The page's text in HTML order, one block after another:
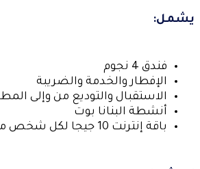
يشمل:
فندق 4 نجوم
الإفطار والخدمة والضريبة
الاستقبال والتوديع من وإلى
أنشطة البنانا بوت
باقة إنترنت 10 جيجا لكل شخص مجاناً